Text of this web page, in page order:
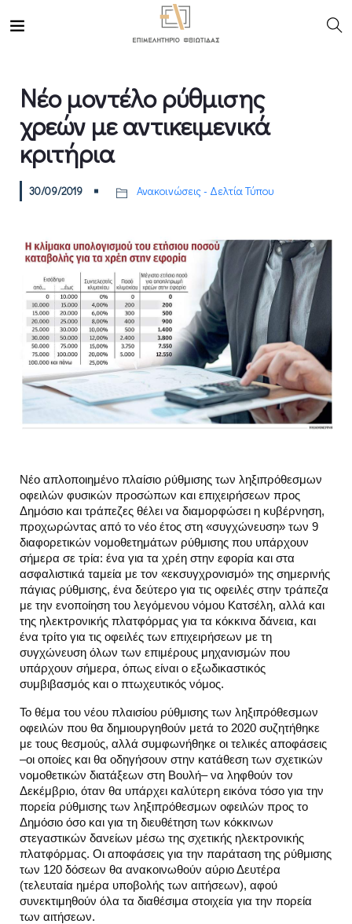
Νέο μοντέλο ρύθμισης
χρεών με αντικειμενικά
κριτήρια
30/09/2019 Ανακοινώσεις - Δελτία Τύπου
Νέο απλοποιημένο πλαίσιο ρύθμισης των ληξιπρόθεσμων
οφειλών φυσικών προσώπων και επιχειρήσεων προς
Δημόσιο και τράπεζες θέλει να διαμορφώσει η κυβέρνηση,
προχωρώντας από το νέο έτος στη «συγχώνευση» των 9
διαφορετικών νομοθετημάτων ρύθμισης που υπάρχουν
σήμερα σε τρία: ένα για τα χρέη στην εφορία και στα
ασφαλιστικά ταμεία με τον «εκσυγχρονισμό» της σημερινής
πάγιας ρύθμισης, ένα δεύτερο για τις οφειλές στην τράπεζα
με την ενοποίηση του λεγόμενου νόμου Κατσέλη, αλλά και
της ηλεκτρονικής πλατφόρμας για τα κόκκινα δάνεια, και
ένα τρίτο για τις οφειλές των επιχειρήσεων με τη
συγχώνευση όλων των επιμέρους μηχανισμών που
υπάρχουν σήμερα, όπως είναι ο εξωδικαστικός
συμβιβασμός και ο πτωχευτικός νόμος.
Το θέμα του νέου πλαισίου ρύθμισης των ληξιπρόθεσμων
οφειλών που θα δημιουργηθούν μετά το 2020 συζητήθηκε
με τους θεσμούς, αλλά συμφωνήθηκε οι τελικές αποφάσεις
–οι οποίες και θα οδηγήσουν στην κατάθεση των σχετικών
νομοθετικών διατάξεων στη Βουλή– να ληφθούν τον
Δεκέμβριο, όταν θα υπάρχει καλύτερη εικόνα τόσο για την
πορεία ρύθμισης των ληξιπρόθεσμων οφειλών προς το
Δημόσιο όσο και για τη διευθέτηση των κόκκινων
στεγαστικών δανείων μέσω της σχετικής ηλεκτρονικής
πλατφόρμας. Οι αποφάσεις για την παράταση της ρύθμισης
των 120 δόσεων θα ανακοινωθούν αύριο Δευτέρα
(τελευταία ημέρα υποβολής των αιτήσεων), αφού
συνεκτιμηθούν όλα τα διαθέσιμα στοιχεία για την πορεία
των αιτήσεων.